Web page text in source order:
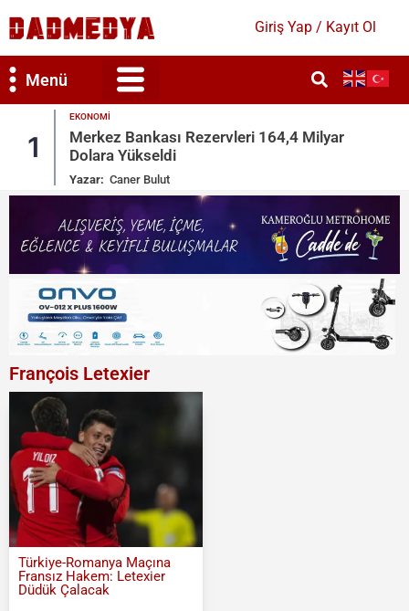
Giriş Yap / Kayıt Ol
Menü
2
MGK Bildirisi Yayımlandı: ‘Terörsüz
Vurgusu
Yazar:
François Letexier
Türkiye-Romanya Maçına
Fransız Hakem: Letexier
Düdük Çalacak